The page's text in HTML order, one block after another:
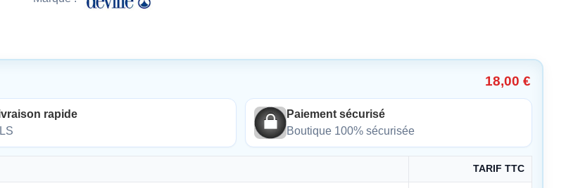
18,00 €
rapide
Paiement sécurisé
Boutique 100% sécurisée
TARIF TTC